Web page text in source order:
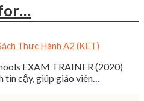
Thực Hành A2 (KET)
EXAM TRAINER (2020)
tin cậy, giúp giáo viên…